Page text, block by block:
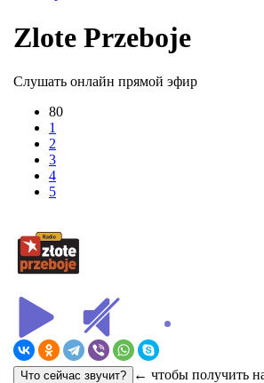
Zlote Przeboje
Слушать онлайн прямой эфир
80
1
2
3
4
5
← чтобы получить